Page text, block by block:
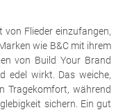
von Flieder einzufangen,
wie B&C mit ihrem
von Build Your Brand
edel wirkt. Das weiche,
Tragekomfort, während
sichern. Ein gut